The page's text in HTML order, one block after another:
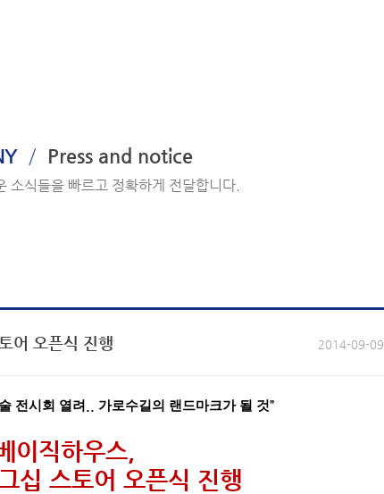
/ Press and notice
소식들을 빠르고 정확하게 전달합니다.
어 오픈식 진행 2014-09-09
전시회 열려 가로수길의 랜드마크가 될 것”
이직하우스,
십 스토어 오픈식 진행